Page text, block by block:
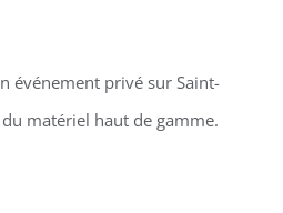
événement privé sur Saint-
matériel haut de gamme.